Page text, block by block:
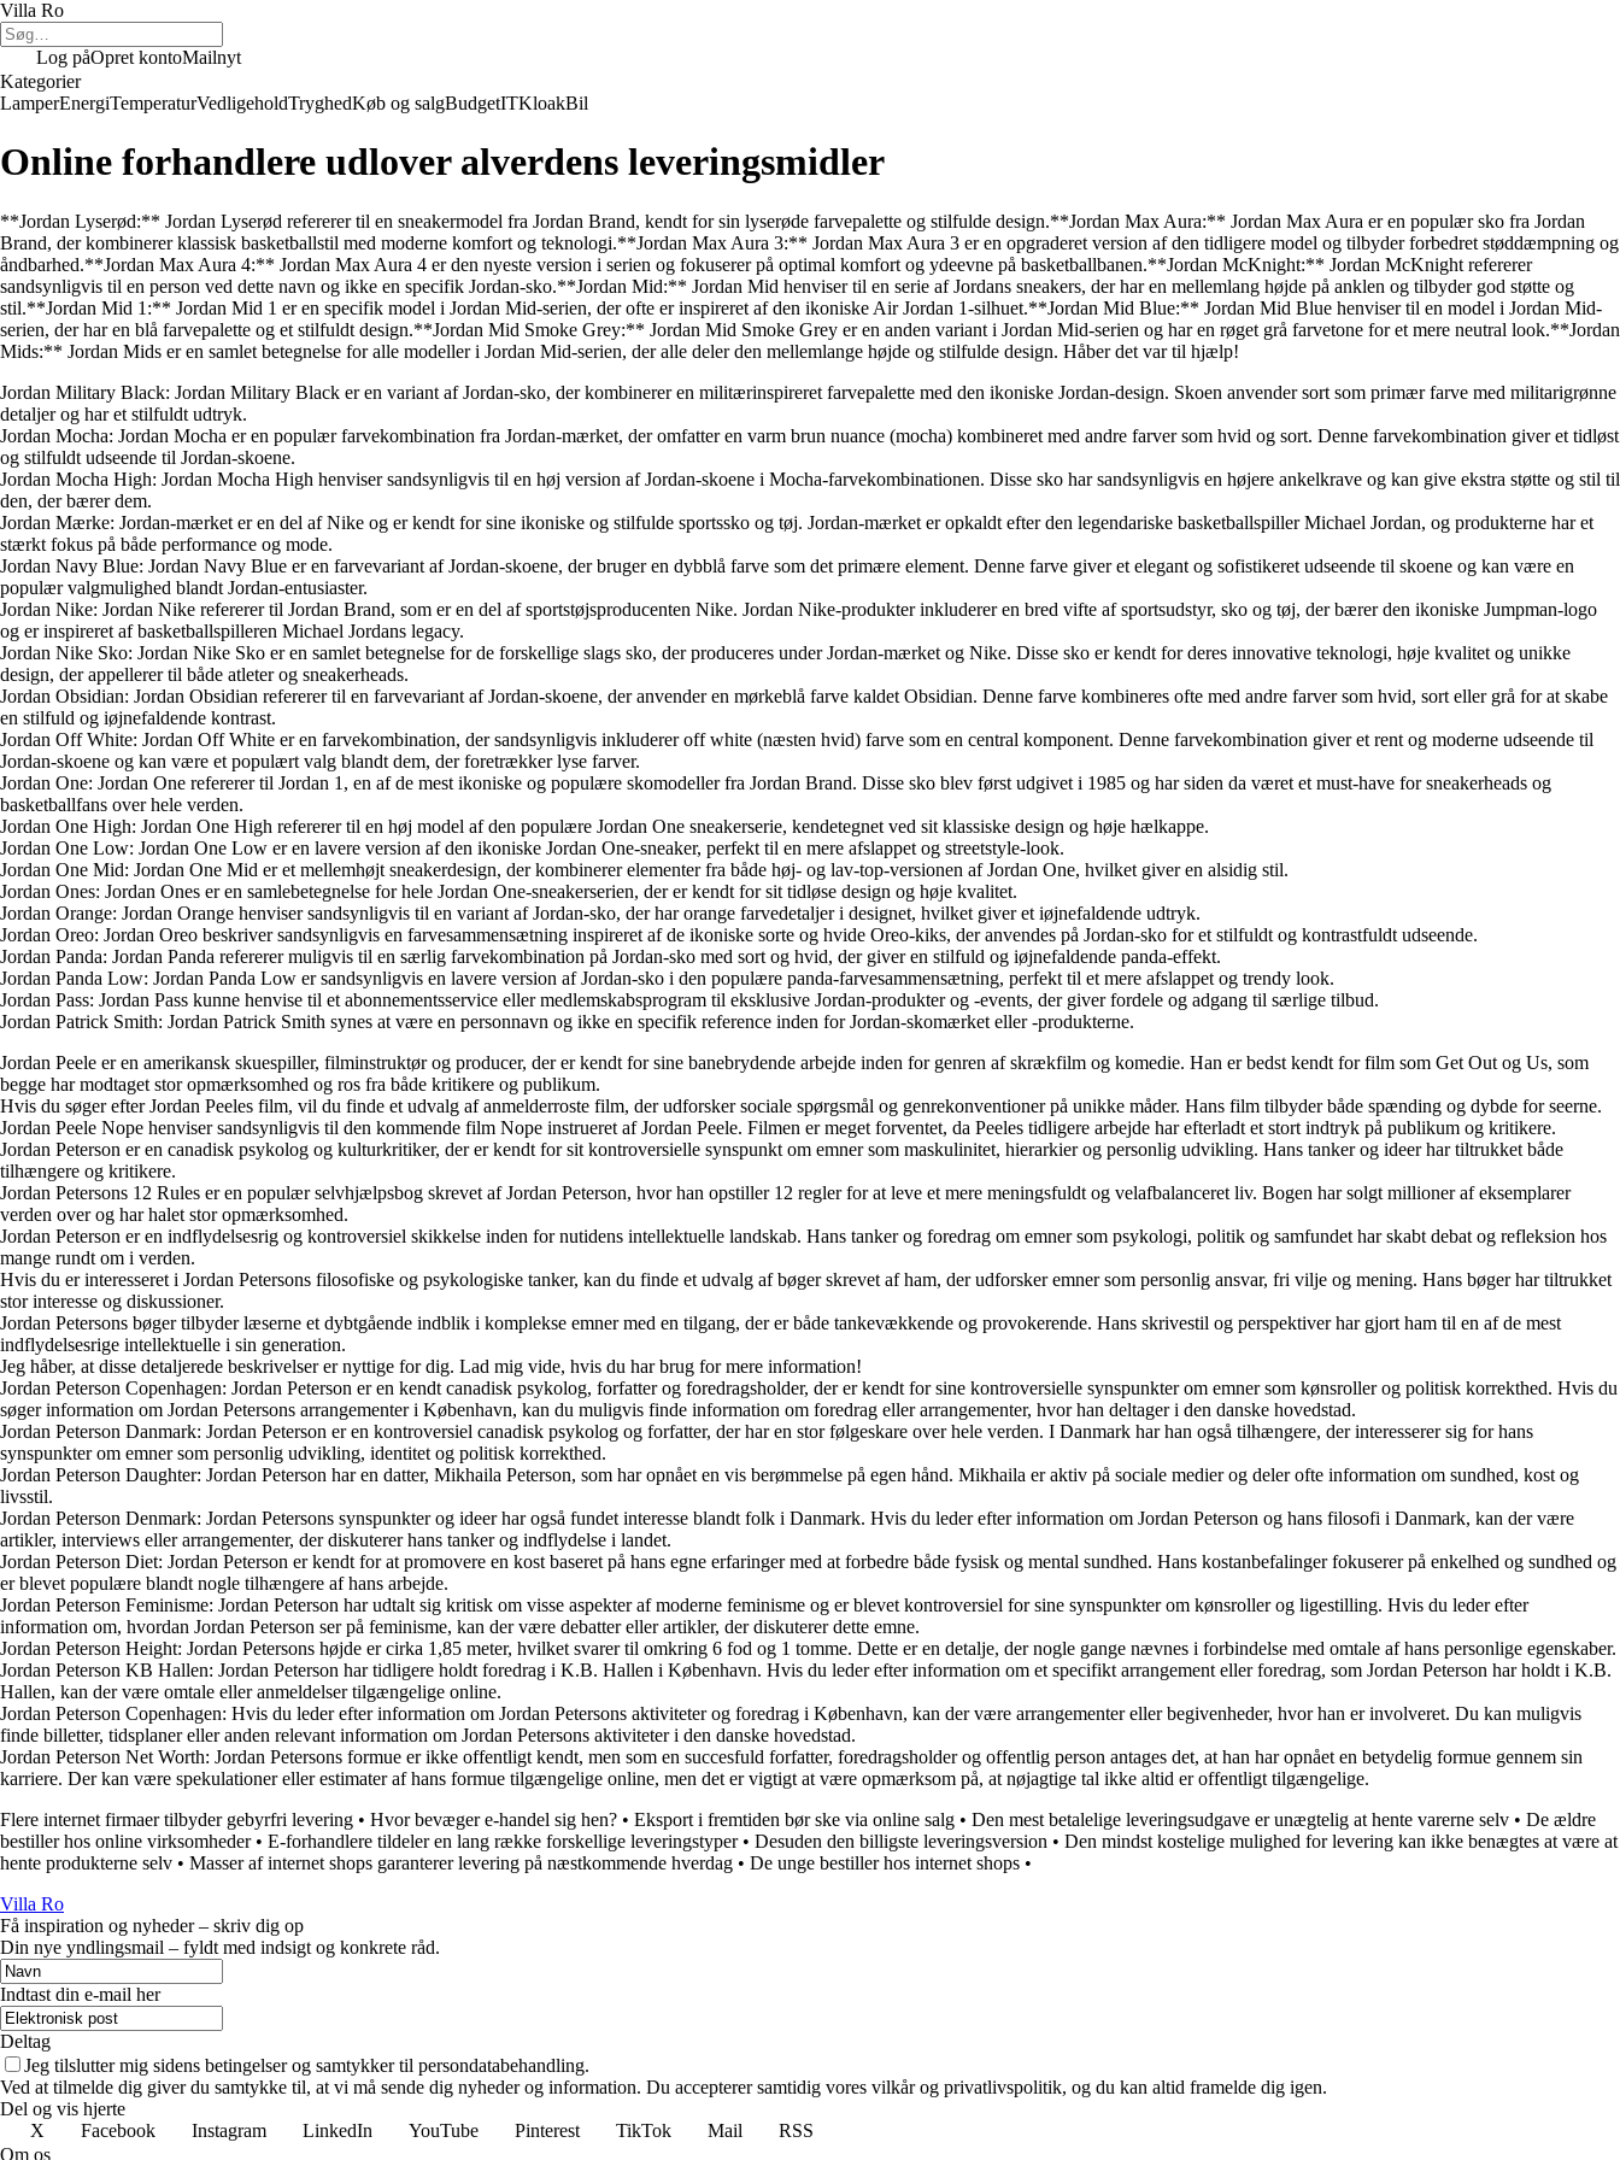
Villa Ro
Log påOpret kontoMailnyt
Kategorier
LamperEnergiTemperaturVedligeholdTryghedKøb og salgBudgetITKloakBil
Online forhandlere udlover alverdens leveringsmidler
**Jordan Lyserød:** Jordan Lyserød refererer til en sneakermodel fra Jordan Brand, kendt for sin lyserøde farvepalette og stilfulde design.**Jordan Max Aura:** Jordan Max Aura er en populær sko fra Jordan
Brand, der kombinerer klassisk basketballstil med moderne komfort og teknologi.**Jordan Max Aura 3:** Jordan Max Aura 3 er en opgraderet version af den tidligere model og tilbyder forbedret støddæmpning og
åndbarhed.**Jordan Max Aura 4:** Jordan Max Aura 4 er den nyeste version i serien og fokuserer på optimal komfort og ydeevne på basketballbanen.**Jordan McKnight:** Jordan McKnight refererer
sandsynligvis til en person ved dette navn og ikke en specifik Jordan-sko.**Jordan Mid:** Jordan Mid henviser til en serie af Jordans sneakers, der har en mellemlang højde på anklen og tilbyder god støtte og
stil.**Jordan Mid 1:** Jordan Mid 1 er en specifik model i Jordan Mid-serien, der ofte er inspireret af den ikoniske Air Jordan 1-silhuet.**Jordan Mid Blue:** Jordan Mid Blue henviser til en model i Jordan Mid-
serien, der har en blå farvepalette og et stilfuldt design.**Jordan Mid Smoke Grey:** Jordan Mid Smoke Grey er en anden variant i Jordan Mid-serien og har en røget grå farvetone for et mere neutral look.**Jordan
Mids:** Jordan Mids er en samlet betegnelse for alle modeller i Jordan Mid-serien, der alle deler den mellemlange højde og stilfulde design. Håber det var til hjælp!
Jordan Military Black: Jordan Military Black er en variant af Jordan-sko, der kombinerer en militærinspireret farvepalette med den ikoniske Jordan-design. Skoen anvender sort som primær farve med militarigrønne
detaljer og har et stilfuldt udtryk.
Jordan Mocha: Jordan Mocha er en populær farvekombination fra Jordan-mærket, der omfatter en varm brun nuance (mocha) kombineret med andre farver som hvid og sort. Denne farvekombination giver et tidløst
og stilfuldt udseende til Jordan-skoene.
Jordan Mocha High: Jordan Mocha High henviser sandsynligvis til en høj version af Jordan-skoene i Mocha-farvekombinationen. Disse sko har sandsynligvis en højere ankelkrave og kan give ekstra støtte og stil til
den, der bærer dem.
Jordan Mærke: Jordan-mærket er en del af Nike og er kendt for sine ikoniske og stilfulde sportssko og tøj. Jordan-mærket er opkaldt efter den legendariske basketballspiller Michael Jordan, og produkterne har et
stærkt fokus på både performance og mode.
Jordan Navy Blue: Jordan Navy Blue er en farvevariant af Jordan-skoene, der bruger en dybblå farve som det primære element. Denne farve giver et elegant og sofistikeret udseende til skoene og kan være en
populær valgmulighed blandt Jordan-entusiaster.
Jordan Nike: Jordan Nike refererer til Jordan Brand, som er en del af sportstøjsproducenten Nike. Jordan Nike-produkter inkluderer en bred vifte af sportsudstyr, sko og tøj, der bærer den ikoniske Jumpman-logo
og er inspireret af basketballspilleren Michael Jordans legacy.
Jordan Nike Sko: Jordan Nike Sko er en samlet betegnelse for de forskellige slags sko, der produceres under Jordan-mærket og Nike. Disse sko er kendt for deres innovative teknologi, høje kvalitet og unikke
design, der appellerer til både atleter og sneakerheads.
Jordan Obsidian: Jordan Obsidian refererer til en farvevariant af Jordan-skoene, der anvender en mørkeblå farve kaldet Obsidian. Denne farve kombineres ofte med andre farver som hvid, sort eller grå for at skabe
en stilfuld og iøjnefaldende kontrast.
Jordan Off White: Jordan Off White er en farvekombination, der sandsynligvis inkluderer off white (næsten hvid) farve som en central komponent. Denne farvekombination giver et rent og moderne udseende til
Jordan-skoene og kan være et populært valg blandt dem, der foretrækker lyse farver.
Jordan One: Jordan One refererer til Jordan 1, en af de mest ikoniske og populære skomodeller fra Jordan Brand. Disse sko blev først udgivet i 1985 og har siden da været et must-have for sneakerheads og
basketballfans over hele verden.
Jordan One High: Jordan One High refererer til en høj model af den populære Jordan One sneakerserie, kendetegnet ved sit klassiske design og høje hælkappe.
Jordan One Low: Jordan One Low er en lavere version af den ikoniske Jordan One-sneaker, perfekt til en mere afslappet og streetstyle-look.
Jordan One Mid: Jordan One Mid er et mellemhøjt sneakerdesign, der kombinerer elementer fra både høj- og lav-top-versionen af Jordan One, hvilket giver en alsidig stil.
Jordan Ones: Jordan Ones er en samlebetegnelse for hele Jordan One-sneakerserien, der er kendt for sit tidløse design og høje kvalitet.
Jordan Orange: Jordan Orange henviser sandsynligvis til en variant af Jordan-sko, der har orange farvedetaljer i designet, hvilket giver et iøjnefaldende udtryk.
Jordan Oreo: Jordan Oreo beskriver sandsynligvis en farvesammensætning inspireret af de ikoniske sorte og hvide Oreo-kiks, der anvendes på Jordan-sko for et stilfuldt og kontrastfuldt udseende.
Jordan Panda: Jordan Panda refererer muligvis til en særlig farvekombination på Jordan-sko med sort og hvid, der giver en stilfuld og iøjnefaldende panda-effekt.
Jordan Panda Low: Jordan Panda Low er sandsynligvis en lavere version af Jordan-sko i den populære panda-farvesammensætning, perfekt til et mere afslappet og trendy look.
Jordan Pass: Jordan Pass kunne henvise til et abonnementsservice eller medlemskabsprogram til eksklusive Jordan-produkter og -events, der giver fordele og adgang til særlige tilbud.
Jordan Patrick Smith: Jordan Patrick Smith synes at være en personnavn og ikke en specifik reference inden for Jordan-skomærket eller -produkterne.
Jordan Peele er en amerikansk skuespiller, filminstruktør og producer, der er kendt for sine banebrydende arbejde inden for genren af ​​skrækfilm og komedie. Han er bedst kendt for film som Get Out og Us, som
begge har modtaget stor opmærksomhed og ros fra både kritikere og publikum.
Hvis du søger efter Jordan Peeles film, vil du finde et udvalg af anmelderroste film, der udforsker sociale spørgsmål og genrekonventioner på unikke måder. Hans film tilbyder både spænding og dybde for seerne.
Jordan Peele Nope henviser sandsynligvis til den kommende film Nope instrueret af Jordan Peele. Filmen er meget forventet, da Peeles tidligere arbejde har efterladt et stort indtryk på publikum og kritikere.
Jordan Peterson er en canadisk psykolog og kulturkritiker, der er kendt for sit kontroversielle synspunkt om emner som maskulinitet, hierarkier og personlig udvikling. Hans tanker og ideer har tiltrukket både
tilhængere og kritikere.
Jordan Petersons 12 Rules er en populær selvhjælpsbog skrevet af Jordan Peterson, hvor han opstiller 12 regler for at leve et mere meningsfuldt og velafbalanceret liv. Bogen har solgt millioner af eksemplarer
verden over og har halet stor opmærksomhed.
Jordan Peterson er en indflydelsesrig og kontroversiel skikkelse inden for nutidens intellektuelle landskab. Hans tanker og foredrag om emner som psykologi, politik og samfundet har skabt debat og refleksion hos
mange rundt om i verden.
Hvis du er interesseret i Jordan Petersons filosofiske og psykologiske tanker, kan du finde et udvalg af bøger skrevet af ham, der udforsker emner som personlig ansvar, fri vilje og mening. Hans bøger har tiltrukket
stor interesse og diskussioner.
Jordan Petersons bøger tilbyder læserne et dybtgående indblik i komplekse emner med en tilgang, der er både tankevækkende og provokerende. Hans skrivestil og perspektiver har gjort ham til en af de mest
indflydelsesrige intellektuelle i sin generation.
Jeg håber, at disse detaljerede beskrivelser er nyttige for dig. Lad mig vide, hvis du har brug for mere information!
Jordan Peterson Copenhagen: Jordan Peterson er en kendt canadisk psykolog, forfatter og foredragsholder, der er kendt for sine kontroversielle synspunkter om emner som kønsroller og politisk korrekthed. Hvis du
søger information om Jordan Petersons arrangementer i København, kan du muligvis finde information om foredrag eller arrangementer, hvor han deltager i den danske hovedstad.
Jordan Peterson Danmark: Jordan Peterson er en kontroversiel canadisk psykolog og forfatter, der har en stor følgeskare over hele verden. I Danmark har han også tilhængere, der interesserer sig for hans
synspunkter om emner som personlig udvikling, identitet og politisk korrekthed.
Jordan Peterson Daughter: Jordan Peterson har en datter, Mikhaila Peterson, som har opnået en vis berømmelse på egen hånd. Mikhaila er aktiv på sociale medier og deler ofte information om sundhed, kost og
livsstil.
Jordan Peterson Denmark: Jordan Petersons synspunkter og ideer har også fundet interesse blandt folk i Danmark. Hvis du leder efter information om Jordan Peterson og hans filosofi i Danmark, kan der være
artikler, interviews eller arrangementer, der diskuterer hans tanker og indflydelse i landet.
Jordan Peterson Diet: Jordan Peterson er kendt for at promovere en kost baseret på hans egne erfaringer med at forbedre både fysisk og mental sundhed. Hans kostanbefalinger fokuserer på enkelhed og sundhed og
er blevet populære blandt nogle tilhængere af hans arbejde.
Jordan Peterson Feminisme: Jordan Peterson har udtalt sig kritisk om visse aspekter af moderne feminisme og er blevet kontroversiel for sine synspunkter om kønsroller og ligestilling. Hvis du leder efter
information om, hvordan Jordan Peterson ser på feminisme, kan der være debatter eller artikler, der diskuterer dette emne.
Jordan Peterson Height: Jordan Petersons højde er cirka 1,85 meter, hvilket svarer til omkring 6 fod og 1 tomme. Dette er en detalje, der nogle gange nævnes i forbindelse med omtale af hans personlige egenskaber.
Jordan Peterson KB Hallen: Jordan Peterson har tidligere holdt foredrag i K.B. Hallen i København. Hvis du leder efter information om et specifikt arrangement eller foredrag, som Jordan Peterson har holdt i K.B.
Hallen, kan der være omtale eller anmeldelser tilgængelige online.
Jordan Peterson Copenhagen: Hvis du leder efter information om Jordan Petersons aktiviteter og foredrag i København, kan der være arrangementer eller begivenheder, hvor han er involveret. Du kan muligvis
finde billetter, tidsplaner eller anden relevant information om Jordan Petersons aktiviteter i den danske hovedstad.
Jordan Peterson Net Worth: Jordan Petersons formue er ikke offentligt kendt, men som en succesfuld forfatter, foredragsholder og offentlig person antages det, at han har opnået en betydelig formue gennem sin
karriere. Der kan være spekulationer eller estimater af hans formue tilgængelige online, men det er vigtigt at være opmærksom på, at nøjagtige tal ikke altid er offentligt tilgængelige.
Flere internet firmaer tilbyder gebyrfri levering • Hvor bevæger e-handel sig hen? • Eksport i fremtiden bør ske via online salg • Den mest betalelige leveringsudgave er unægtelig at hente varerne selv • De ældre
bestiller hos online virksomheder• E-forhandlere tildeler en lang række forskellige leveringstyper• Desuden den billigste leveringsversion • Den mindst kostelige mulighed for levering kan ikke benægtes at være at
hente produkterne selv • Masser af internet shops garanterer levering på næstkommende hverdag • De unge bestiller hos internet shops •
Villa Ro
Få inspiration og nyheder – skriv dig op
Din nye yndlingsmail – fyldt med indsigt og konkrete råd.
Indtast din e-mail her
Deltag
Jeg tilslutter mig sidens betingelser og samtykker til persondatabehandling.
Ved at tilmelde dig giver du samtykke til, at vi må sende dig nyheder og information. Du accepterer samtidig vores vilkår og privatlivspolitik, og du kan altid framelde dig igen.
Del og vis hjerte
X
Facebook Instagram LinkedIn YouTube Pinterest TikTok Mail
RSS
Om os